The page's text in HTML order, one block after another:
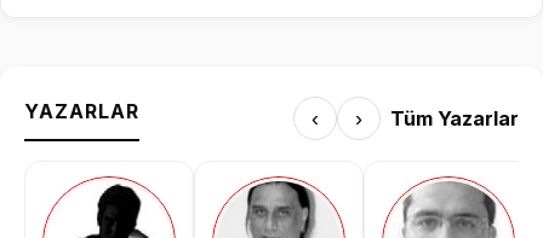
YAZARLAR ‹ › Tüm Yazarlar